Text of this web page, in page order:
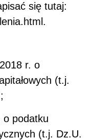
się tutaj:
r. o
(t.j.
o podatku
(t.j. Dz.U.